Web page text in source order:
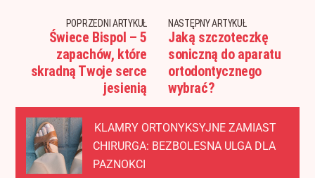
POPRZEDNI ARTYKUŁ
Świece Bispol – 5
zapachów, które
skradną Twoje serce
jesienią
NASTĘPNY ARTYKUŁ
Jaką szczoteczkę
soniczną do aparatu
ortodontycznego
wybrać?
KLAMRY ORTONYKSYJNE ZAMIAST
CHIRURGA: BEZBOLESNA ULGA DLA
PAZNOKCI